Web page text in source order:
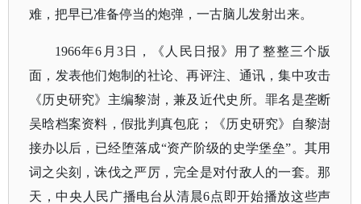
难，把早已准备停当的炮弹，一古脑儿发射出来。
1966年6月3日，《人民日报》用了整整三个版
面，发表他们炮制的社论、再评注、通讯，集中攻击
《历史研究》主编黎澍，兼及近代史所。罪名是垄断
吴晗档案资料，假批判真包庇；《历史研究》自黎澍
接办以后，已经堕落成“资产阶级的史学堡垒”。其用
词之尖刻，诛伐之严厉，完全是对付敌人的一套。那
天，中央人民广播电台从清晨6点即开始播放这些声